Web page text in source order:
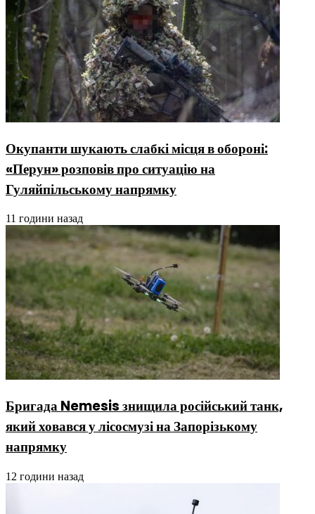
Окупанти шукають слабкі місця в обороні:
«Перун» розповів про ситуацію на
Гуляйпільському напрямку
11 години назад
Бригада Nemesis знищила російський танк,
який ховався у лісосмузі на Запорізькому
напрямку
12 години назад